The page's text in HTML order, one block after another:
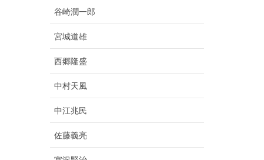
谷崎潤一郎
宮城道雄
西郷隆盛
中村天風
中江兆民
佐藤義亮